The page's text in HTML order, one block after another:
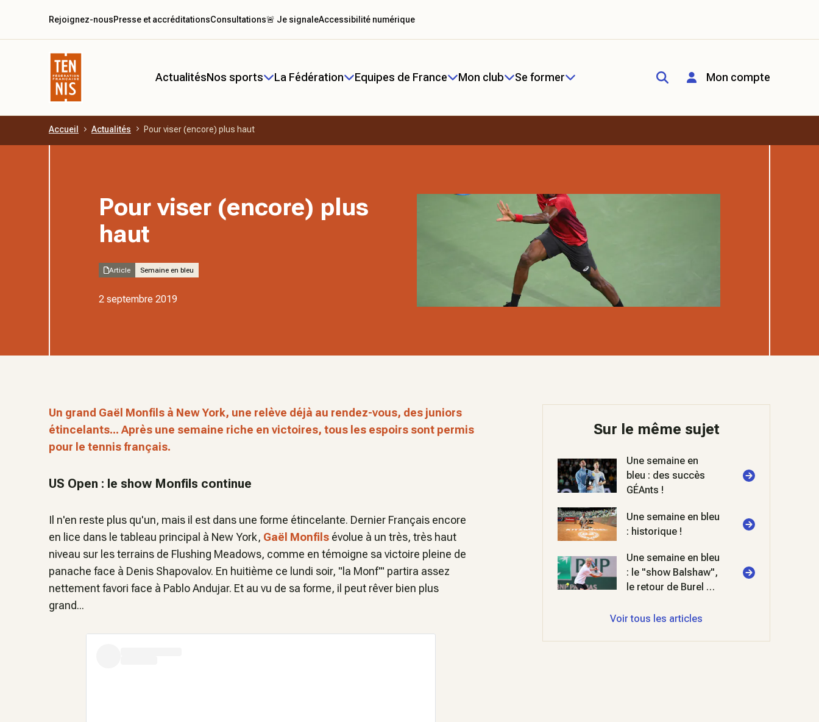
Aller au contenu principal
ActualitésNos sports La Fédération Equipes de France Mon club Se former Mon compte
Rejoignez-nousPresse et accréditationsConsultations🚨 Je signaleAccessibilité numérique
Accueil Actualités Pour viser (encore) plus haut
Pour viser (encore) plus
haut
Article Semaine en bleu
2 septembre 2019
Un grand Gaël Monfils à New York, une relève déjà au rendez-vous, des juniors
étincelants... Après une semaine riche en victoires, tous les espoirs sont permis
pour le tennis français.
US Open : le show Monfils continue
Il n'en reste plus qu'un, mais il est dans une forme étincelante. Dernier Français encore
en lice dans le tableau principal à New York, Gaël Monfils évolue à un très, très haut
niveau sur les terrains de Flushing Meadows, comme en témoigne sa victoire pleine de
panache face à Denis Shapovalov. En huitième ce lundi soir, "la Monf'" partira assez
nettement favori face à Pablo Andujar. Et au vu de sa forme, il peut rêver bien plus
grand...
Sur le même sujet
Une semaine en
bleu : des succès
GÉAnts !
Une semaine en bleu
: historique !
Une semaine en bleu
: le "show Balshaw",
le retour de Burel et
padel
Voir tous les articles